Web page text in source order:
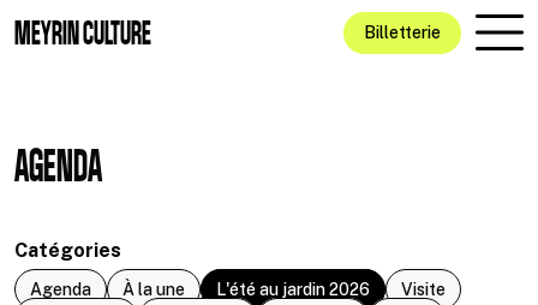
MEYRIN CULTURE Billetterie
AGENDA
Catégories
Agenda À la une L'été au jardin 2026
Visite